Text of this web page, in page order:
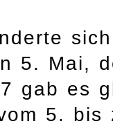
5. Mai,
gab es
5.